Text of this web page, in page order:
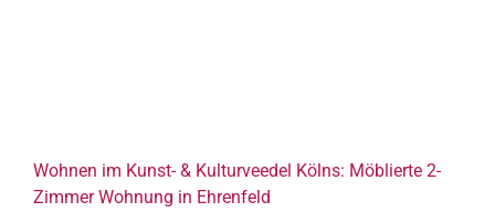
Wohnen im Kunst- & Kulturveedel Kölns: Möblierte 2-
Zimmer Wohnung in Ehrenfeld